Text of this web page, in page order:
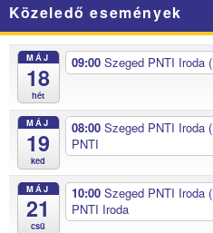
Közeledő események
MÁJ
18
hét
09:00 Szeged PNTI Iroda
MÁJ
19
ked
08:00 Szeged PNTI Iroda
PNTI
MÁJ
21
csü
10:00 Szeged PNTI Iroda
PNTI Iroda